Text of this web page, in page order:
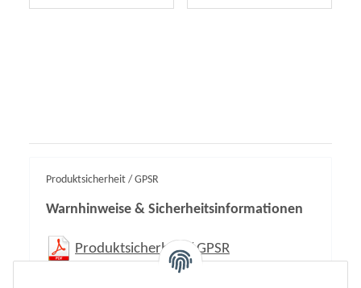
Produktsicherheit / GPSR
Warnhinweise & Sicherheitsinformationen
Produktsicherheit / GPSR